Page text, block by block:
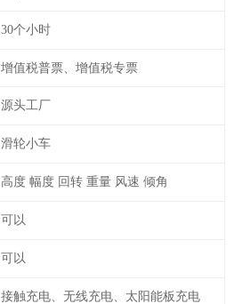
30个小时
增值税普票、增值税专票
源头工厂
滑轮小车
高度 幅度 回转 重量 风速 倾角
可以
可以
接触充电、无线充电、太阳能板充电